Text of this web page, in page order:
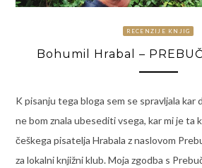
RECENZIJE KNJIG
Bohumil Hrabal –
K pisanju tega bloga sem se spravljala kar
ne bom znala ubesediti vsega, kar mi je ta
češkega pisatelja Hrabala z naslovom
za lokalni knjižni klub. Moja zgodba s